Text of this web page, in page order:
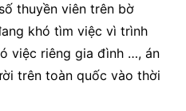
thuyền viên trên bờ
khó tìm việc vì trình
việc riêng gia đình …, án
trên toàn quốc vào thời